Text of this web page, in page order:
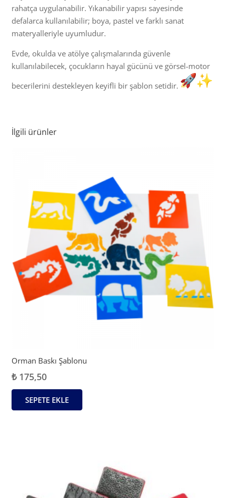
rahatça uygulanabilir. Yıkanabilir yapısı sayesinde
defalarca kullanılabilir; boya, pastel ve farklı sanat
materyalleriyle uyumludur.
Evde, okulda ve atölye çalışmalarında güvenle
kullanılabilecek, çocukların hayal gücünü ve görsel-motor
becerilerini destekleyen keyifli bir şablon setidir.
İlgili ürünler
Orman Baskı Şablonu
₺175,50
SEPETE EKLE